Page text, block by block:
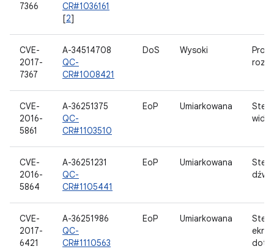
7366
CR#1036161
[2]
CVE-
2017-
7367
A-34514708
QC-
CR#1008421
DoS Wysoki
CVE-
2016-
5861
A-36251375
QC-
CR#1103510
EoP Umiarkowana
CVE-
2016-
5864
A-36251231
QC-
CR#1105441
EoP Umiarkowana
CVE-
2017-
6421
A-36251986
QC-
CR#1110563
EoP Umiarkowana